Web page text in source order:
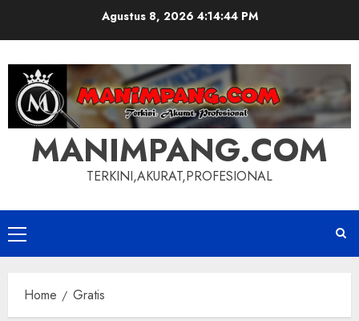
Agustus 8, 2026 4:14:44 PM
MANIMPANG.COM
TERKINI,AKURAT,PROFESIONAL
Primary
Menu
Home Gratis